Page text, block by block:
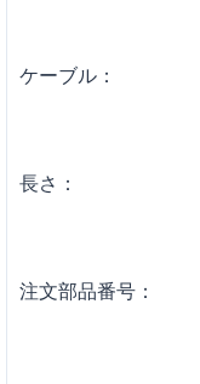
ケーブル：
長さ：
注文部品番号：